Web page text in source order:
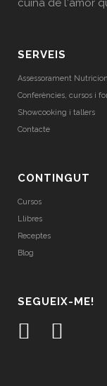
cuina de l'amor
SERVEIS
Assessorament
Conferències, cursos i
Showcooking i tallers
Contacte
CONTINGUT
Cursos
Llibres
Receptes
Blog
SEGUEIX-ME!